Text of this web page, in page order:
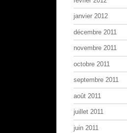
janvier 2012
décembre 2011
novembre 2011
octobre 2011
septembre 2011
août 2011
juillet 2011
juin 2011